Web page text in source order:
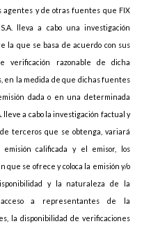
agentes y de otras fuentes que FIX
lleva a cabo una investigación
la que se basa de acuerdo con sus
verificación razonable de dicha
la medida de que dichas fuentes
dada o en una determinada
lleve a cabo la investigación factual y
terceros que se obtenga, variará
calificada y el emisor, los
se ofrece y coloca la emisión y/o
y la naturaleza de la
a representantes de la
la disponibilidad de verificaciones